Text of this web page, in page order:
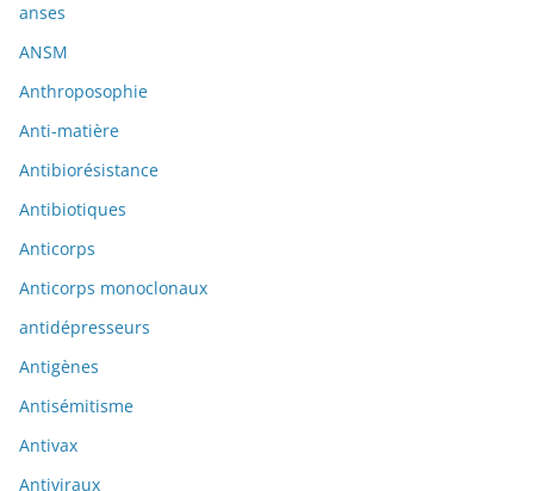
anses
ANSM
Anthroposophie
Anti-matière
Antibiorésistance
Antibiotiques
Anticorps
Anticorps monoclonaux
antidépresseurs
Antigènes
Antisémitisme
Antivax
Antiviraux